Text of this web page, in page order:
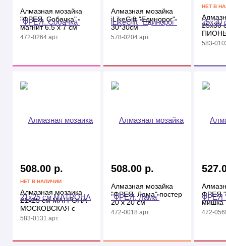
Алмазная мозайка
"ФРЕЯ. Собачка"
магнит 6.5 х 7 см
472-0264 арт.
Алмазная мозайка
iLikeGift "Единорог"
30*30см
578-0204 арт.
НЕТ В
583-
508.00 р.
НЕТ В НАЛИЧИИ
Алмазная мозаика
21х25 см МАТРОНА
МОСКОВСКАЯ с
мольбертом
583-0131 арт.
508.00 р.
Алмазная мозайка
"ФРЕЯ. Лама" постер
20 х 20 см
472-0018 арт.
ФРЕЯ
472-